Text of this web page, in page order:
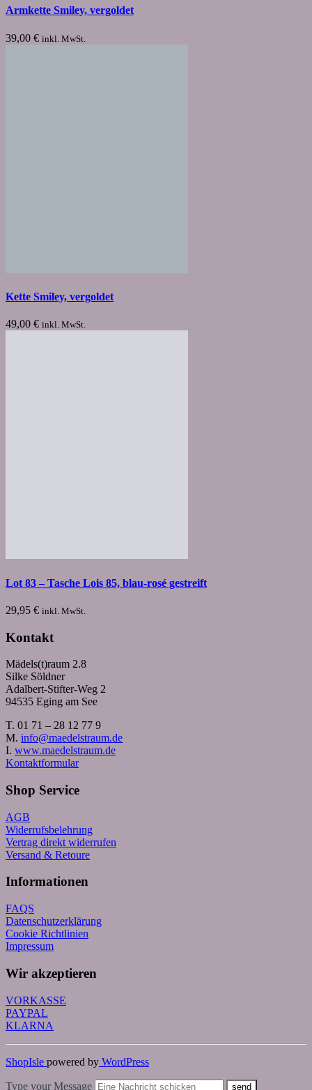
Armkette Smiley, vergoldet
39,00 € inkl. MwSt.
Kette Smiley, vergoldet
49,00 € inkl. MwSt.
Lot 83 – Tasche Lois 85, blau-rosé gestreift
29,95 € inkl. MwSt.
Kontakt
Mädels(t)raum 2.8
Silke Söldner
Adalbert-Stifter-Weg 2
94535 Eging am See
T. 01 71 – 28 12 77 9
M. info@maedelstraum.de
I. www.maedelstraum.de
Kontaktformular
Shop Service
AGB
Widerrufsbelehrung
Vertrag direkt widerrufen
Versand & Retoure
Informationen
FAQS
Datenschutzerklärung
Cookie Richtlinien
Impressum
Wir akzeptieren
VORKASSE
PAYPAL
KLARNA
ShopIsle powered by WordPress
Type your Message send